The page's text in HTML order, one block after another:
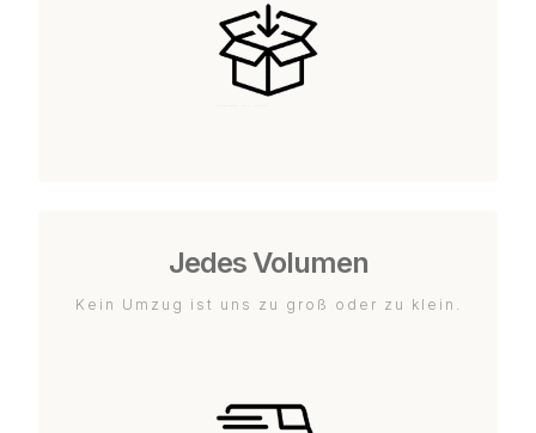
Jedes Volumen
Kein Umzug ist uns zu groß oder zu klein.